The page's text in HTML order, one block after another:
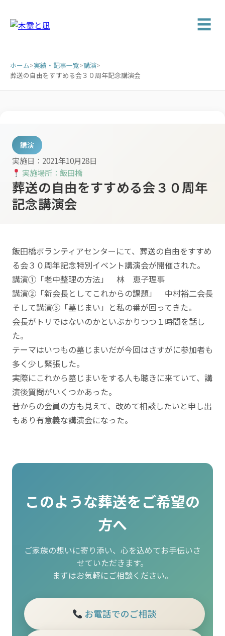
☰
ホーム>実績・記事一覧>講演>
葬送の自由をすすめる会３０周年記念講演会
講演
実施日：2021年10月28日
実施場所：飯田橋
葬送の自由をすすめる会３０周年
記念講演会
飯田橋ボランティアセンターにて、葬送の自由をすすめ
る会３０周年記念特別イベント講演会が開催された。
講演①「老中整理の方法」 林 恵子理事
講演②「新会長としてこれからの課題」 中村裕二会長
そして講演③「墓じまい」と私の番が回ってきた。
会長がトリではないのかといぶかりつつ１時間を話し
た。
テーマはいつもの墓じまいだが今回はさすがに参加者も
多く少し緊張した。
実際にこれから墓じまいをする人も聴きに来ていて、講
演後質問がいくつかあった。
昔からの会員の方も見えて、改めて相談したいと申し出
もあり有意義な講演会になった。
このような葬送をご希望の
方へ
ご家族の想いに寄り添い、心を込めてお手伝いさ
せていただきます。
まずはお気軽にご相談ください。
お電話でのご相談